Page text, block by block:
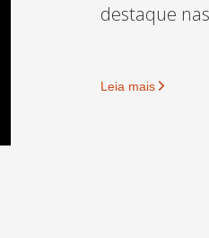
destaque
Leia mais